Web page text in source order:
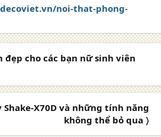
noi-that-phong-
đẹp cho các bạn nữ sinh viên
Shake-X70D và những tính năng
không thể bỏ qua 〉